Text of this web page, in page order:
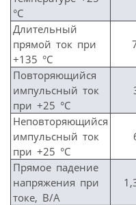
°С
Длительный
прямой ток при
+135 °С
Повторяющийся
импульсный ток
при +25 °С
Неповторяющийся
импульсный ток
при +25 °С
Прямое падение
напряжения при
токе, В/А